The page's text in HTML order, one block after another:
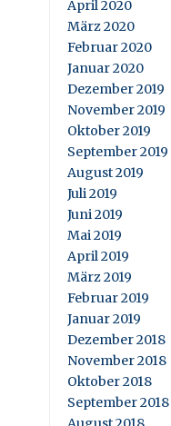
April 2020
März 2020
Februar 2020
Januar 2020
Dezember 2019
November 2019
Oktober 2019
September 2019
August 2019
Juli 2019
Juni 2019
Mai 2019
April 2019
März 2019
Februar 2019
Januar 2019
Dezember 2018
November 2018
Oktober 2018
September 2018